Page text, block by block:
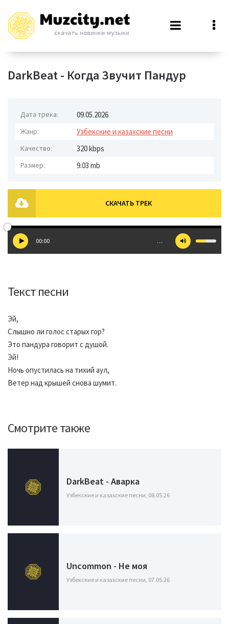
DarkBeat - Когда Звучит Пандур
Дата трека: 09.05.2026
Жанр: Узбекские и казахские песни
Качество: 320 kbps
Размер: 9.03 mb
СКАЧАТЬ ТРЕК
00:00 …
Текст песни
Эй,
Слышно ли голос старых гор?
Это пандура говорит с душой.
Эй!
Ночь опустилась на тихий аул,
Ветер над крышей снова шумит.
Смотрите также
DarkBeat - Аварка
Узбекские и казахские песни, 08.05.26
Uncommon - Не моя
Узбекские и казахские песни, 07.05.26